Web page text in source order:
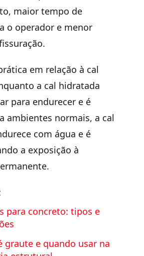
maior tempo de
o operador e menor
em relação à cal
a cal hidratada
para endurecer e é
ambientes normais, a cal
com água e é
a exposição à
para concreto: tipos e
graute e quando usar na